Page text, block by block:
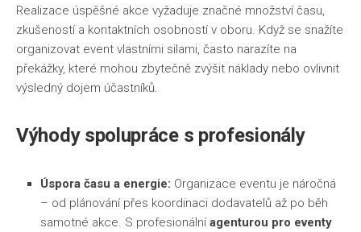
Realizace úspěšné akce vyžaduje značné množství času,
zkušeností a kontaktních osobností v oboru. Když se snažíte
organizovat event vlastními silami, často narazíte na
překážky, které mohou zbytečně zvýšit náklady nebo ovlivnit
výsledný dojem účastníků.
Výhody spolupráce s profesionály
Úspora času a energie: Organizace eventu je náročná
– od plánování přes koordinaci dodavatelů až po běh
samotné akce. S profesionální agenturou pro eventy